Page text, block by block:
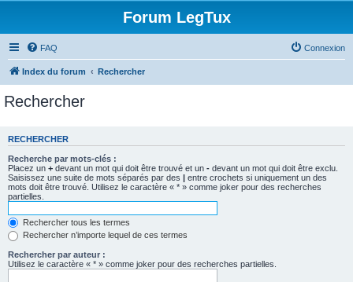
Forum LegTux
FAQ Connexion
Index du forum Rechercher
Rechercher
RECHERCHER
Recherche par mots-clés :
Placez un + devant un mot qui doit être trouvé et un - devant un mot qui doit être exclu.
Saisissez une suite de mots séparés par des | entre crochets si uniquement un des
mots doit être trouvé. Utilisez le caractère « * » comme joker pour des recherches
partielles.
Rechercher tous les termes
Rechercher n’importe lequel de ces termes
Rechercher par auteur :
Utilisez le caractère « * » comme joker pour des recherches partielles.